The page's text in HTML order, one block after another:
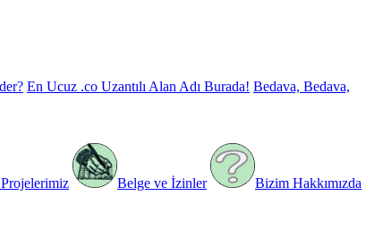
En Ucuz .co Uzantılı Alan Adı Burada! Bedava, Bedava,
Belge ve İzinler Bizim Hakkımızda